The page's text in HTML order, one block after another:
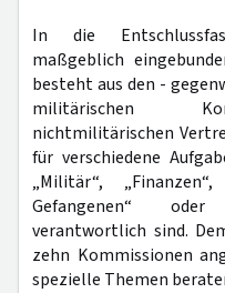
In die
maßgeblich
besteht aus den -
militärischen
nichtmilitärischen
für verschiedene
„Militär“,
Gefangenen“ oder
verantwortlich sind.
zehn Kommissionen
spezielle Themen